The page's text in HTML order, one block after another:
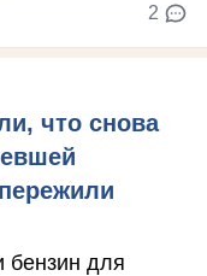
2
что снова
бензин для